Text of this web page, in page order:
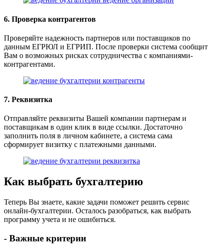
6. Проверка контрагентов
Проверяйте надежность партнеров или поставщиков по
данным ЕГРЮЛ и ЕГРИП. После проверки система сообщит
Вам о возможных рисках сотрудничества с компаниями-
контрагентами.
7. Реквизитка
Отправляйте реквизиты Вашей компании партнерам и
поставщикам в один клик в виде ссылки. Достаточно
заполнить поля в личном кабинете, а система сама
сформирует визитку с платежными данными.
Как выбрать бухгалтерию
Теперь Вы знаете, какие задачи поможет решить сервис
онлайн-бухгалтерии. Осталось разобраться, как выбрать
программу учета и не ошибиться.
- Важные критерии